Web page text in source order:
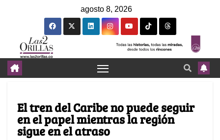
agosto 8, 2026
El tren del Caribe no puede seguir
en el papel mientras la región
sigue en el atraso